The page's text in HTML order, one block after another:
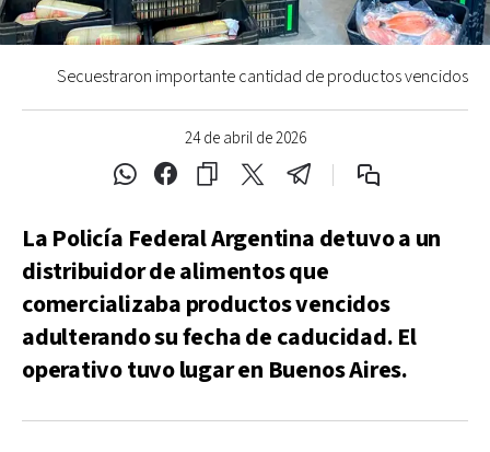
24 de abril de 2026
Secuestraron importante cantidad de productos vencidos
La Policía Federal Argentina detuvo a un
distribuidor de alimentos que
comercializaba productos vencidos
adulterando su fecha de caducidad. El
operativo tuvo lugar en Buenos Aires.